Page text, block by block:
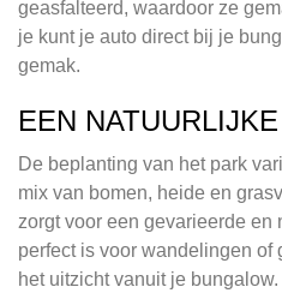
geasfalteerd, waardoor ze
je kunt je auto direct bij je
gemak.
EEN
De beplanting van het park
mix van bomen, heide en
zorgt voor een gevarieerde en
perfect is voor wandelingen of
het uitzicht vanuit je